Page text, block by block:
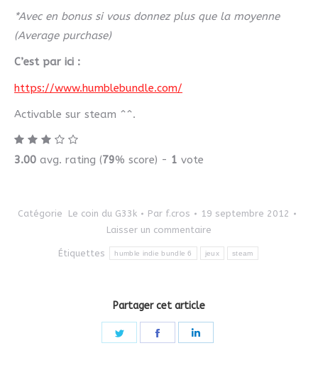
*Avec en bonus si vous donnez plus que la moyenne
(Average purchase)
C’est par ici :
https://www.humblebundle.com/
Activable sur steam ^^.
3.00 avg. rating (79% score) - 1 vote
Catégorie Le coin du G33k Par f.cros
19 septembre 2012
Laisser un commentaire
Étiquettes humble indie bundle 6 jeux steam
Partager cet article
Share
Share